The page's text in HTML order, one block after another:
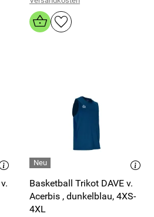
Basketball Trikot DAVE v.
Acerbis , dunkelblau, 4XS-
4XL